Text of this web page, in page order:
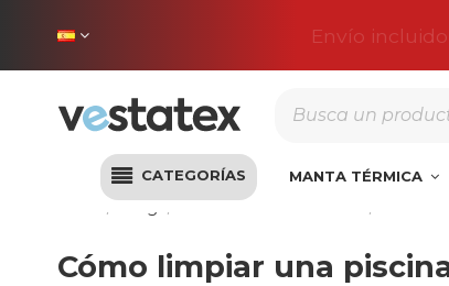
Envío
CATEGORÍAS MANTA TÉRMICA
Blog Mantenimiento Piscina
Cómo limpiar una